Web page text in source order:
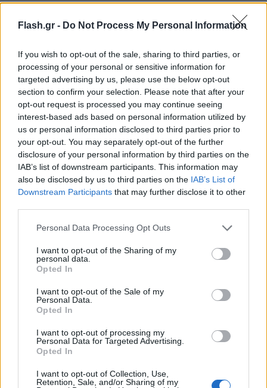
Flash.gr - Do Not Process My Personal Information
If you wish to opt-out of the sale, sharing to third parties, or
processing of your personal or sensitive information for
targeted advertising by us, please use the below opt-out
section to confirm your selection. Please note that after your
opt-out request is processed you may continue seeing
interest-based ads based on personal information utilized by
us or personal information disclosed to third parties prior to
your opt-out. You may separately opt-out of the further
disclosure of your personal information by third parties on the
IAB’s list of downstream participants. This information may
also be disclosed by us to third parties on the IAB’s List of
Downstream Participants that may further disclose it to other
Please note that this website/app uses one or more Google
not limited to your visit or usage behaviour. You may click to
grant or deny consent to Google and its third-party tags to
use your data for below specified purposes in below Google
consent section.
Personal Data Processing Opt Outs
I want to opt-out of the Sharing of my
personal data.
Opted In
I want to opt-out of the Sale of my
Personal Data.
Opted In
I want to opt-out of processing my
Personal Data for Targeted Advertising.
Opted In
I want to opt-out of Collection, Use,
Retention, Sale, and/or Sharing of my